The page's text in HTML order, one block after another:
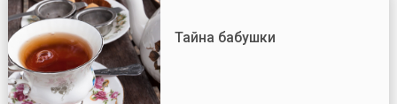
Тайна бабушки